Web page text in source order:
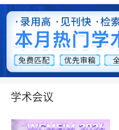
学术会议